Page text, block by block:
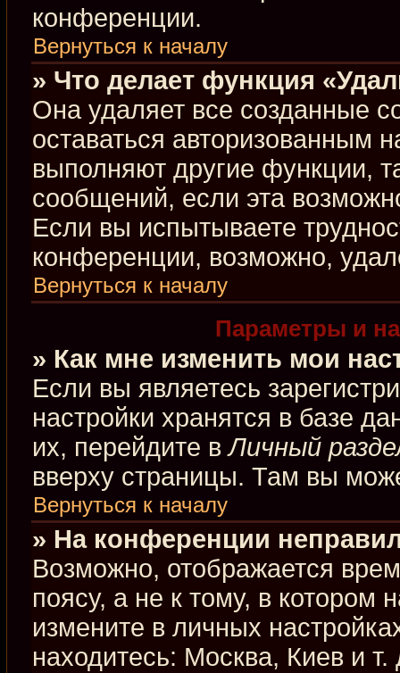
конференции.
Вернуться к началу
» Что делает функция
Она удаляет все созданные
оставаться авторизованным
выполняют другие функции,
сообщений, если эта
Если вы испытываете
конференции, возможно,
Вернуться к началу
Параметры и
» Как мне изменить мои
Если вы являетесь
настройки хранятся в базе
их, перейдите вЛичный
вверху страницы. Там вы
Вернуться к началу
» На конференции
Возможно, отображается
поясу, а не к тому, в котором
измените в личных
находитесь: Москва, Киев и